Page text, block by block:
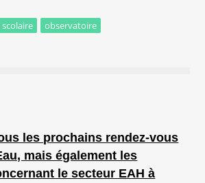
scolaire observatoire
les prochains rendez-vous
mais également les
le secteur EAH à